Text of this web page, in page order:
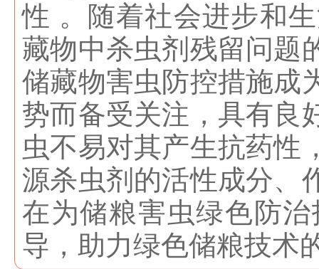
性 。随着社会进步和
藏物中杀虫剂残留问题
储藏物害虫防控措施成
势而备受关注，具有良
虫不易对其产生抗药性
源杀虫剂的活性成分、
在为储粮害虫绿色防
导，助力绿色储粮技术